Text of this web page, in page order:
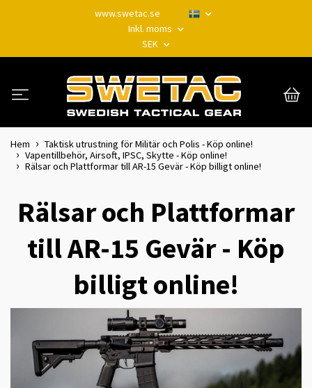
www.swetac.se
Inkl. moms
SEK
Hem
Taktisk utrustning för Militär och Polis - Köp online!
Vapentillbehör, Airsoft, IPSC, Skytte - Köp online!
Rälsar och Plattformar till AR-15 Gevär - Köp billigt online!
Rälsar och Plattformar
till AR-15 Gevär - Köp
billigt online!